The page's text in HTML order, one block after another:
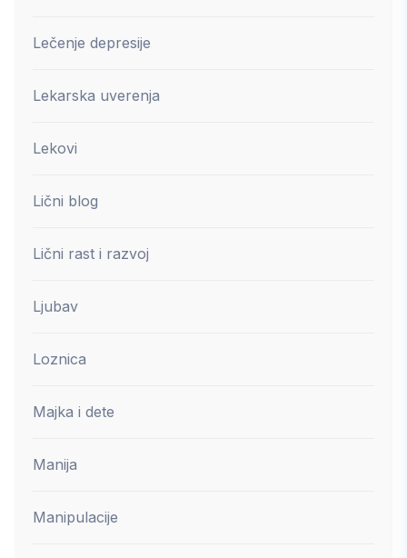
Lečenje depresije
Lekarska uverenja
Lekovi
Lični blog
Lični rast i razvoj
Ljubav
Loznica
Majka i dete
Manija
Manipulacije